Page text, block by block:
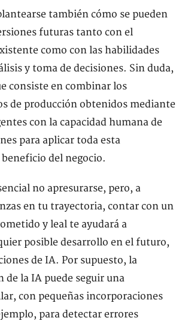
también cómo se pueden
futuras tanto con el
como con las habilidades
y toma de decisiones. Sin duda,
consiste en combinar los
de producción obtenidos mediante
con la capacidad humana de
para aplicar toda esta
del negocio.
no apresurarse, pero, a
en tu trayectoria, contar con un
y leal te ayudará a
posible desarrollo en el futuro,
de IA. Por supuesto, la
la IA puede seguir una
con pequeñas incorporaciones
para detectar errores